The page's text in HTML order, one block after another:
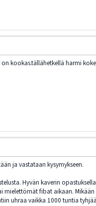
kookas.tällähetkellä harmi
ja vastataan kysymykseen.
Hyvän kaverin
fibat aikaan.
uhraa vaikka 1000 tuntia